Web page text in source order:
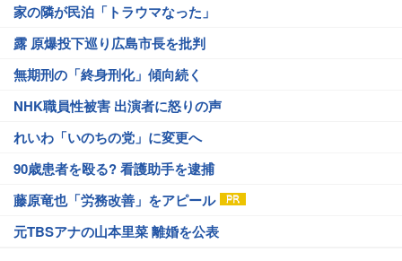
家の隣が民泊「トラウマなった」
露 原爆投下巡り広島市長を批判
無期刑の「終身刑化」傾向続く
NHK職員性被害 出演者に怒りの声
れいわ「いのちの党」に変更へ
90歳患者を殴る? 看護助手を逮捕
藤原竜也「労務改善」をアピール
元TBSアナの山本里菜 離婚を公表